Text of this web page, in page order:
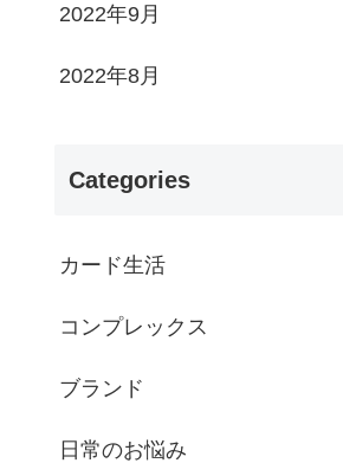
2022年9月
2022年8月
Categories
カード生活
コンプレックス
ブランド
日常のお悩み